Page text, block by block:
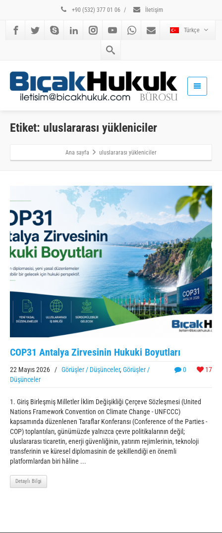
+90 (532) 377 01 06 / İletişim
Türkçe
Etiket: uluslararası yükleniciler
Ana sayfa uluslararası yükleniciler
COP31 Antalya Zirvesinin Hukuki Boyutları
0 17
22 Mayıs 2026 / Görüşler / Düşünceler, Görüşler /
Düşünceler
1. Giriş Birleşmiş Milletler İklim Değişikliği Çerçeve Sözleşmesi (United
Nations Framework Convention on Climate Change - UNFCCC)
kapsamında düzenlenen Taraflar Konferansı (Conference of the Parties -
COP) toplantıları, günümüzde yalnızca çevre politikalarının değil;
uluslararası ticaretin, enerji güvenliğinin, yatırım rejimlerinin, teknoloji
transferinin ve küresel diplomasinin de şekillendiği en önemli
platformlardan biri hâline ...
Detaylı Bilgi